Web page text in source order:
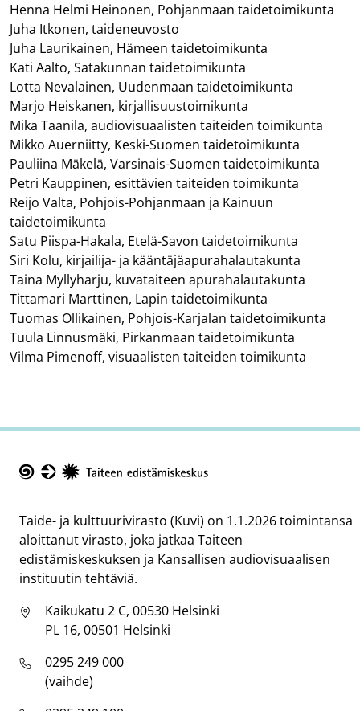
Henna Helmi Heinonen, Pohjanmaan taidetoimikunta
Juha Itkonen, taideneuvosto
Juha Laurikainen, Hämeen taidetoimikunta
Kati Aalto, Satakunnan taidetoimikunta
Lotta Nevalainen, Uudenmaan taidetoimikunta
Marjo Heiskanen, kirjallisuustoimikunta
Mika Taanila, audiovisuaalisten taiteiden toimikunta
Mikko Auerniitty, Keski-Suomen taidetoimikunta
Pauliina Mäkelä, Varsinais-Suomen taidetoimikunta
Petri Kauppinen, esittävien taiteiden toimikunta
Reijo Valta, Pohjois-Pohjanmaan ja Kainuun
taidetoimikunta
Satu Piispa-Hakala, Etelä-Savon taidetoimikunta
Siri Kolu, kirjailija- ja kääntäjäapurahalautakunta
Taina Myllyharju, kuvataiteen apurahalautakunta
Tittamari Marttinen, Lapin taidetoimikunta
Tuomas Ollikainen, Pohjois-Karjalan taidetoimikunta
Tuula Linnusmäki, Pirkanmaan taidetoimikunta
Vilma Pimenoff, visuaalisten taiteiden toimikunta
Taide- ja kulttuurivirasto (Kuvi) on 1.1.2026 toimintansa
aloittanut virasto, joka jatkaa Taiteen
edistämiskeskuksen ja Kansallisen audiovisuaalisen
instituutin tehtäviä.
Kaikukatu 2 C, 00530 Helsinki
PL 16, 00501 Helsinki
0295 249 000
(vaihde)